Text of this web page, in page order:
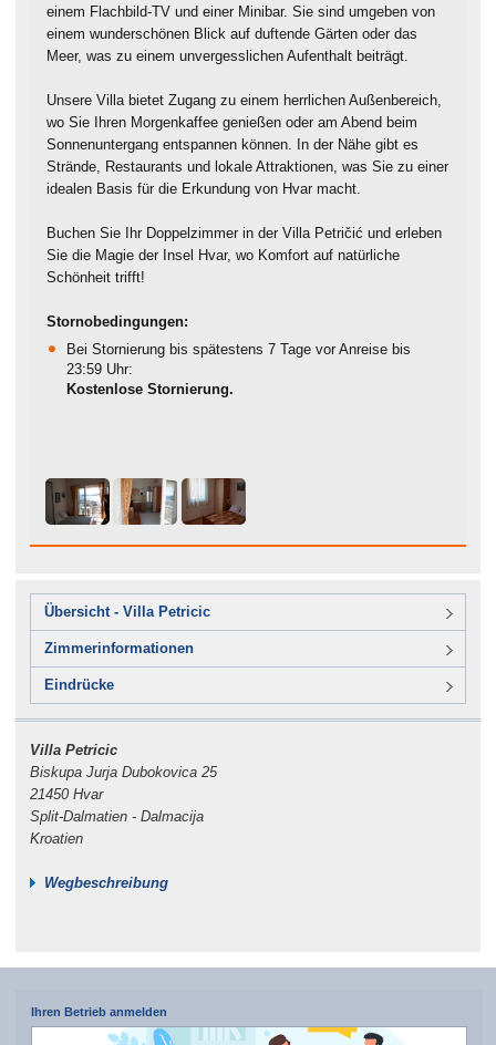
einem Flachbild-TV und einer Minibar. Sie sind umgeben von
einem wunderschönen Blick auf duftende Gärten oder das
Meer, was zu einem unvergesslichen Aufenthalt beiträgt.
Unsere Villa bietet Zugang zu einem herrlichen Außenbereich,
wo Sie Ihren Morgenkaffee genießen oder am Abend beim
Sonnenuntergang entspannen können. In der Nähe gibt es
Strände, Restaurants und lokale Attraktionen, was Sie zu einer
idealen Basis für die Erkundung von Hvar macht.
Buchen Sie Ihr Doppelzimmer in der Villa Petričić und erleben
Sie die Magie der Insel Hvar, wo Komfort auf natürliche
Schönheit trifft!
Stornobedingungen:
Bei Stornierung bis spätestens 7 Tage vor Anreise bis
23:59 Uhr:
Kostenlose Stornierung.
Übersicht - Villa Petricic
Zimmerinformationen
Eindrücke
Villa Petricic
Biskupa Jurja Dubokovica 25
21450 Hvar
Split-Dalmatien - Dalmacija
Kroatien
Wegbeschreibung
Ihren Betrieb anmelden